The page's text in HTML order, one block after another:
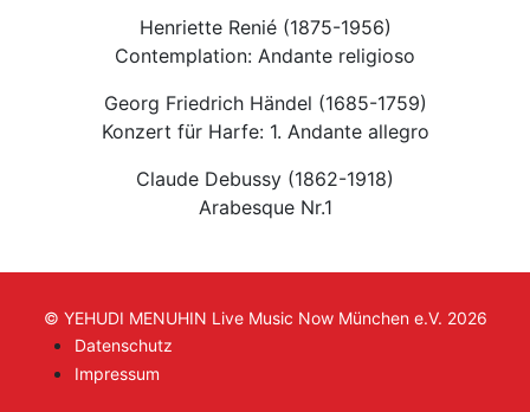
Henriette Renié (1875-1956)
Contemplation: Andante religioso
Georg Friedrich Händel (1685-1759)
Konzert für Harfe: 1. Andante allegro
Claude Debussy (1862-1918)
Arabesque Nr.1
© YEHUDI MENUHIN Live Music Now München e.V. 2026
Datenschutz
Impressum